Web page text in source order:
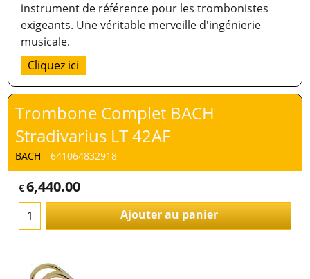
instrument de référence pour les trombonistes
exigeants. Une véritable merveille d'ingénierie
musicale.
Cliquez ici
Trombone Complet BACH
Stradivarius LT 42AF
BACH 641064832918
€6,440.00
Ajouter au panier